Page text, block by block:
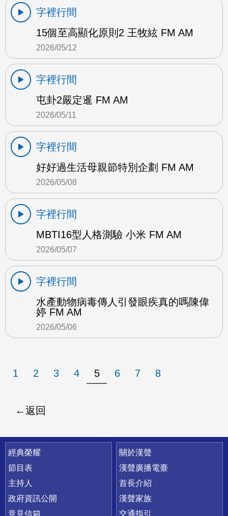
字裡行間
15個至高顯化原則2 王牧絃 FM AM
2026/05/12
字裡行間
屯卦2嚴定暹 FM AM
2026/05/11
字裡行間
好好過生活母親節特別企劃 FM AM
2026/05/08
字裡行間
MBTI16型人格測驗 小米 FM AM
2026/05/07
字裡行間
水產動物病毒傳人引發眼疾真的嗎陳偉
婷 FM AM
2026/05/06
1 2 3 4 5 6 7 8
返回
快速連結
經典榮耀
節目表
主持人
政府資訊公開
意見信箱
關於漢聲
漢聲廣播電臺
首長介紹
漢聲家族
交通指引